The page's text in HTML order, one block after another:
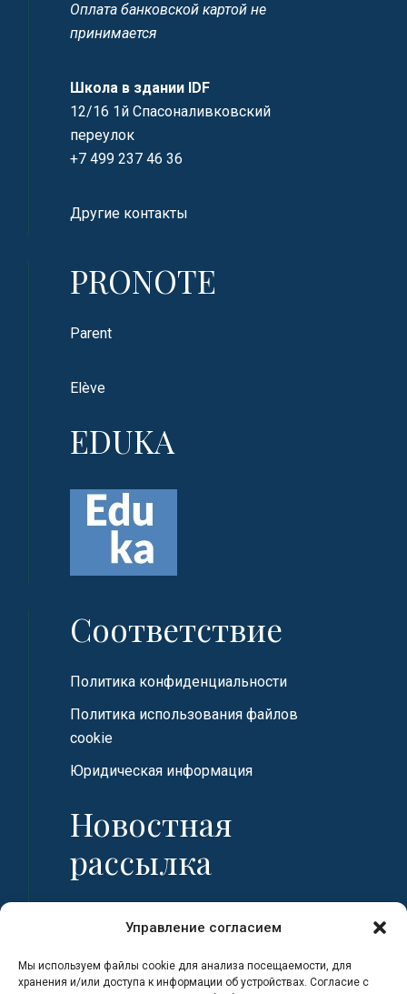
Управление согласием
Мы используем файлы cookie для анализа посещаемости, для
хранения и/или доступа к информации об устройствах. Согласие с
Оплата банковской картой не
принимается
Школа в здании IDF
12/16 1й Спасоналивковский
переулок
+7 499 237 46 36
Другие контакты
PRONOTE
Parent
Elève
EDUKA
Соответствие
Политика конфиденциальности
Политика использования файлов
cookie
Юридическая информация
Новостная
рассылка
Фамилия